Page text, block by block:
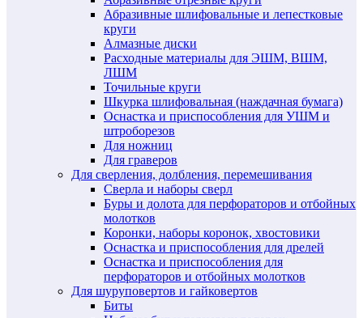
Абразивные шлифовальные и лепестковые
круги
Алмазные диски
Расходные материалы для ЭШМ, ВШМ,
ЛШМ
Точильные круги
Шкурка шлифовальная (наждачная бумага)
Оснастка и приспособления для УШМ и
штроборезов
Для ножниц
Для граверов
Для сверления, долбления, перемешивания
Сверла и наборы сверл
Буры и долота для перфораторов и отбойных
молотков
Коронки, наборы коронок, хвостовики
Оснастка и приспособления для дрелей
Оснастка и приспособления для
перфораторов и отбойных молотков
Для шуруповертов и гайковертов
Биты